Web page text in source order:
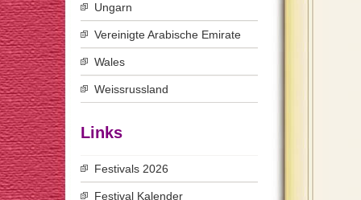
Ungarn
Vereinigte Arabische Emirate
Wales
Weissrussland
Links
Festivals 2026
Festival Kalender